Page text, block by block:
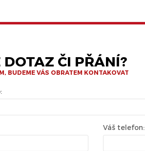
DOTAZ ČI PŘÁNÍ?
BUDEME VÁS OBRATEM KONTAKOVAT
Váš telefon: